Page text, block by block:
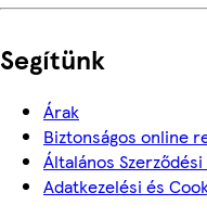
Segítünk
Árak
Biztonságos online
Általános
Adatkezelési és